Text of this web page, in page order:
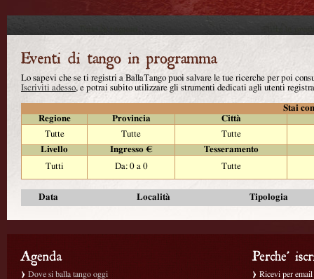
Lo sapevi che se ti registri a BallaTango puoi salvare le tue ricerche per poi
Iscriviti adesso, e potrai subito utilizzare gli strumenti dedicati agli utenti
Stai
Regione
Provincia
Città
Tutte
Tutte
Tutte
Livello
Ingresso €
Tesseramento
Tutti
Da: 0 a 0 Tutte
Data Località Tipologia
Dove si balla tango oggi
Ricevi per